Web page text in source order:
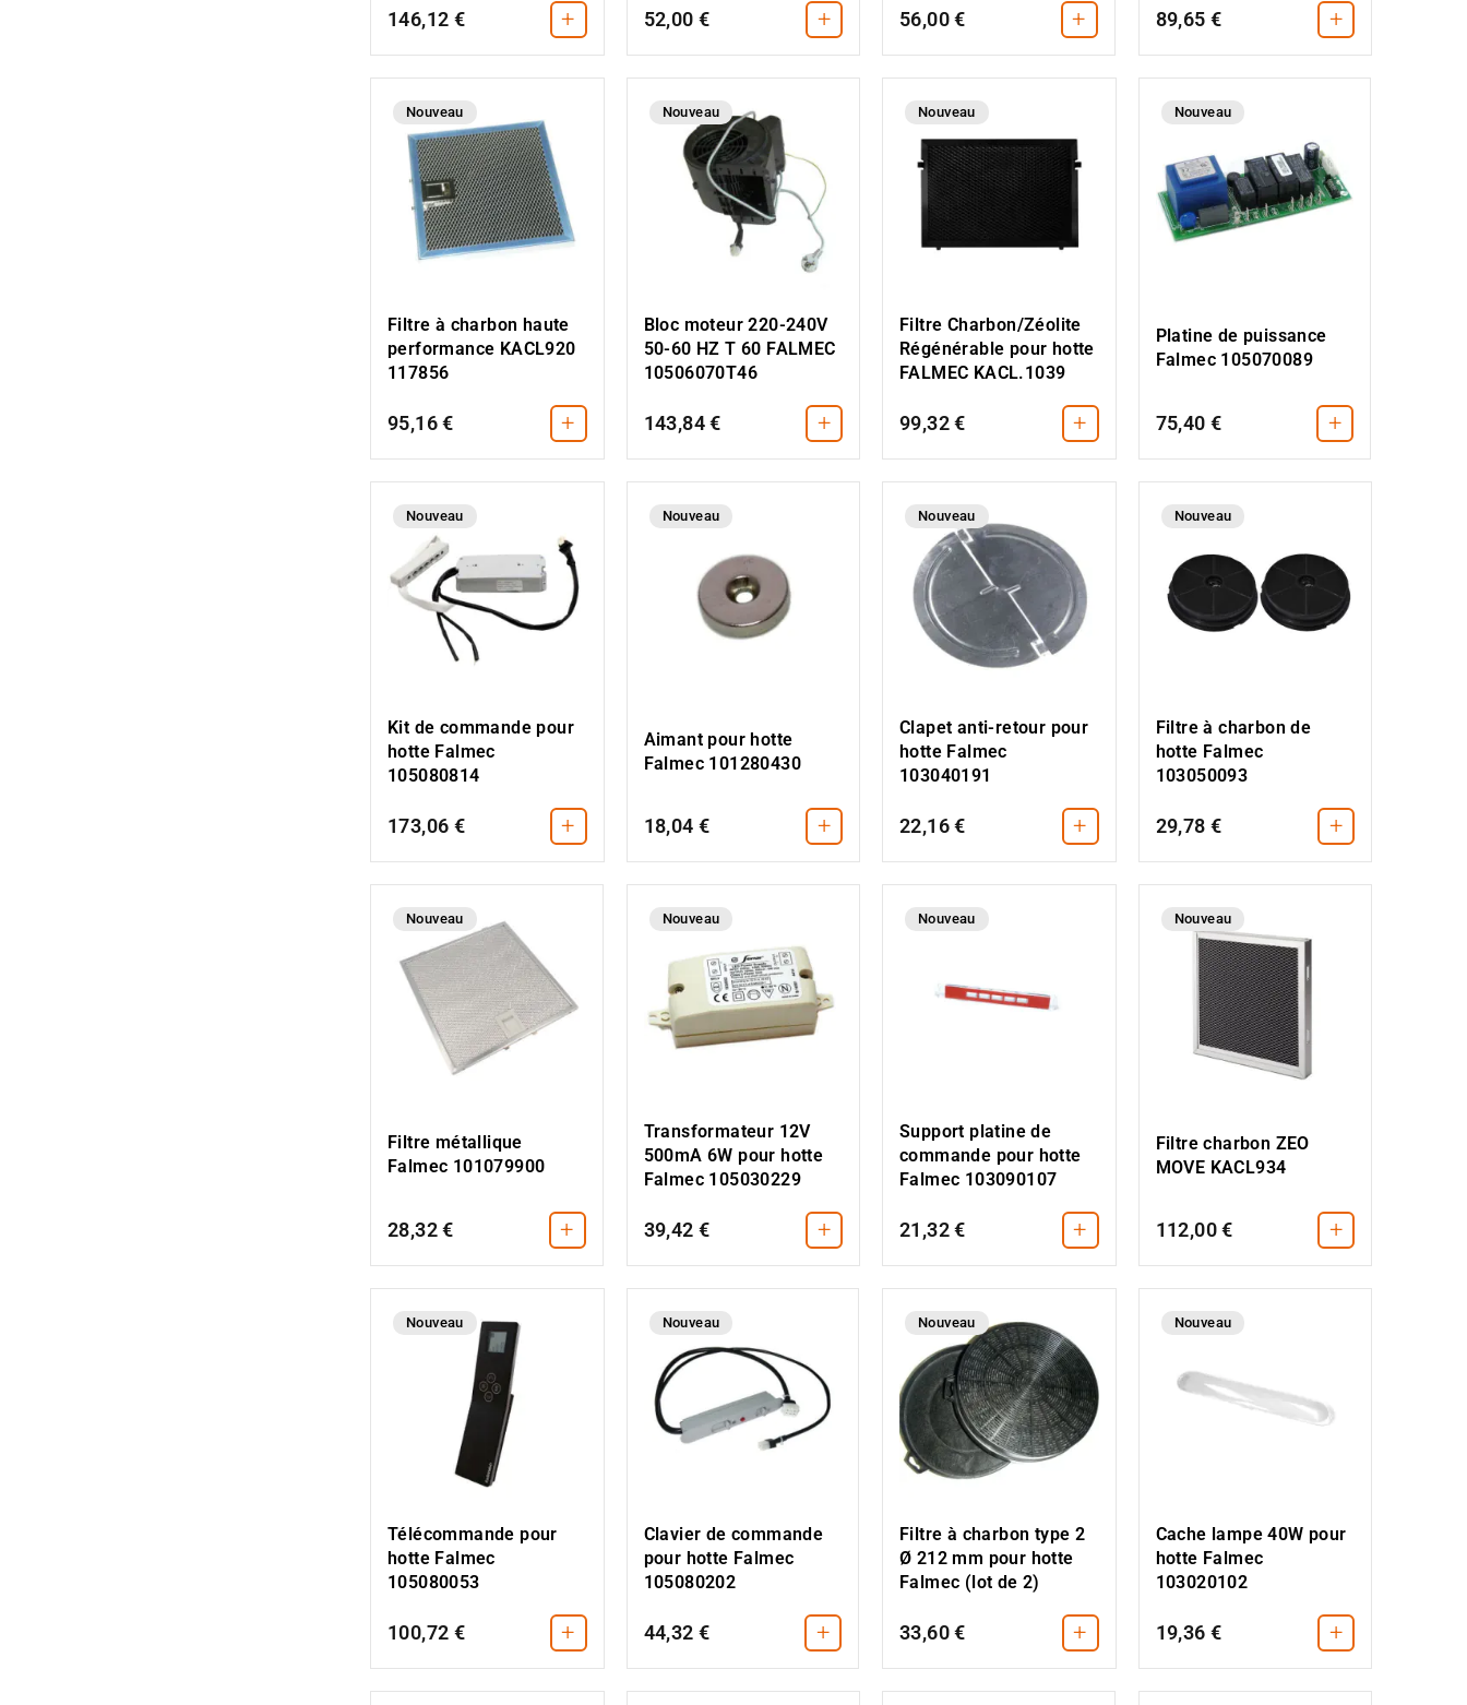
146,12 € + 52,00 € + 56,00 € + 89,65 € +
Nouveau
Filtre à charbon haute
performance KACL920
117856
95,16 € +
Nouveau
Bloc moteur 220-240V
50-60 HZ T 60 FALMEC
10506070T46
143,84 € +
Nouveau
Filtre Charbon/Zéolite
Régénérable pour hotte
FALMEC KACL.1039
99,32 € +
Nouveau
Platine de puissance
Falmec 105070089
75,40 € +
Nouveau
Kit de commande pour
hotte Falmec
105080814
173,06 € +
Nouveau
Aimant pour hotte
Falmec 101280430
18,04 € +
Nouveau
Clapet anti-retour pour
hotte Falmec
103040191
22,16 € +
Nouveau
Filtre à charbon de
hotte Falmec
103050093
29,78 € +
Nouveau
Filtre métallique
Falmec 101079900
28,32 € +
Nouveau
Transformateur 12V
500mA 6W pour hotte
Falmec 105030229
39,42 € +
Nouveau
Support platine de
commande pour hotte
Falmec 103090107
21,32 € +
Nouveau
Filtre charbon ZEO
MOVE KACL934
112,00 € +
Nouveau
Télécommande pour
hotte Falmec
105080053
100,72 € +
Nouveau
Clavier de commande
pour hotte Falmec
105080202
44,32 € +
Nouveau
Filtre à charbon type 2
Ø 212 mm pour hotte
Falmec (lot de 2)
33,60 € +
Nouveau
Cache lampe 40W pour
hotte Falmec
103020102
19,36 € +